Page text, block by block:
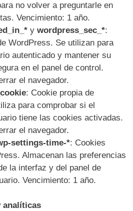
no volver a preguntarle en
Vencimiento: 1 año.
y wordpress_sec_*:
WordPress. Se utilizan para
autenticado y mantener su
en el panel de control.
el navegador.
: Cookie propia de
para comprobar si el
tiene las cookies activadas.
el navegador.
settings-time-*: Cookies
Almacenan las preferencias
la interfaz y del panel de
Vencimiento: 1 año.
analíticas